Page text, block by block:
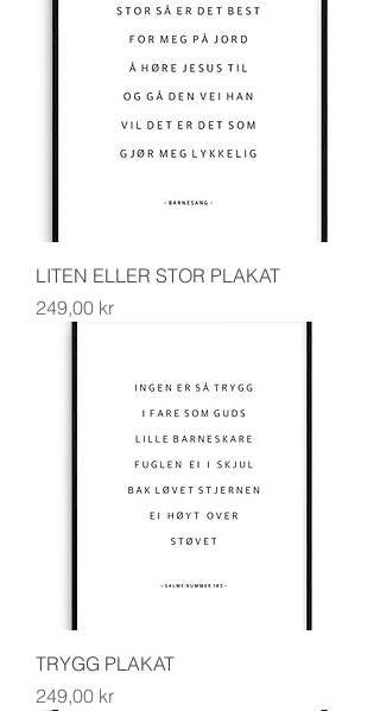
LITEN ELLER STOR PLAKAT
Pris
249,00 kr
TRYGG PLAKAT
Pris
249,00 kr